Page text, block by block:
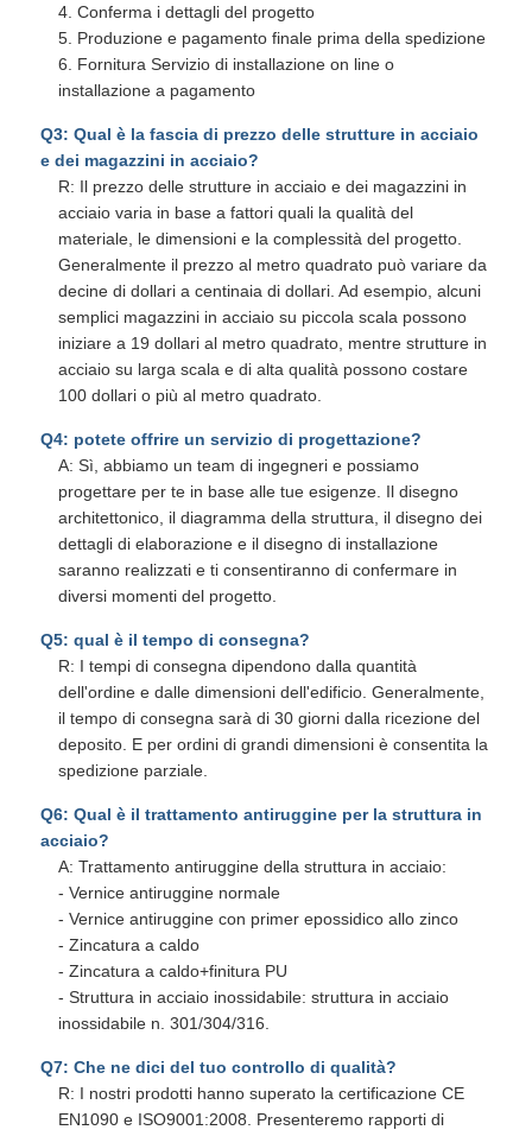
4. Conferma i dettagli del progetto
5. Produzione e pagamento finale prima della spedizione
6. Fornitura Servizio di installazione on line o
installazione a pagamento
Q3: Qual è la fascia di prezzo delle strutture in acciaio
e dei magazzini in acciaio?
R: Il prezzo delle strutture in acciaio e dei magazzini in
acciaio varia in base a fattori quali la qualità del
materiale, le dimensioni e la complessità del progetto.
Generalmente il prezzo al metro quadrato può variare da
decine di dollari a centinaia di dollari. Ad esempio, alcuni
semplici magazzini in acciaio su piccola scala possono
iniziare a 19 dollari al metro quadrato, mentre strutture in
acciaio su larga scala e di alta qualità possono costare
100 dollari o più al metro quadrato.
Q4: potete offrire un servizio di progettazione?
A: Sì, abbiamo un team di ingegneri e possiamo
progettare per te in base alle tue esigenze. Il disegno
architettonico, il diagramma della struttura, il disegno dei
dettagli di elaborazione e il disegno di installazione
saranno realizzati e ti consentiranno di confermare in
diversi momenti del progetto.
Q5: qual è il tempo di consegna?
R: I tempi di consegna dipendono dalla quantità
dell'ordine e dalle dimensioni dell'edificio. Generalmente,
il tempo di consegna sarà di 30 giorni dalla ricezione del
deposito. E per ordini di grandi dimensioni è consentita la
spedizione parziale.
Q6: Qual è il trattamento antiruggine per la struttura in
acciaio?
A: Trattamento antiruggine della struttura in acciaio:
- Vernice antiruggine normale
- Vernice antiruggine con primer epossidico allo zinco
- Zincatura a caldo
- Zincatura a caldo+finitura PU
- Struttura in acciaio inossidabile: struttura in acciaio
inossidabile n. 301/304/316.
Q7: Che ne dici del tuo controllo di qualità?
R: I nostri prodotti hanno superato la certificazione CE
EN1090 e ISO9001:2008. Presenteremo rapporti di